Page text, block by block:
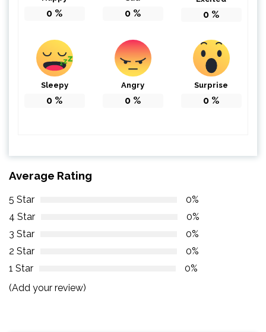
0 % 0 % 0 %
Sleepy
0 %
Angry
0 %
Surprise
0 %
Average Rating
5 Star
0%
4 Star
0%
3 Star
0%
2 Star
0%
1 Star
0%
(Add your review)